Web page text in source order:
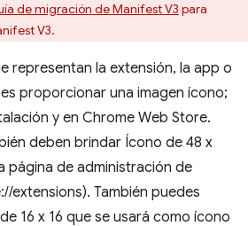
de migración de Manifest V3 para
V3.
representan la extensión, la app o
proporcionar una imagen ícono;
y en Chrome Web Store.
deben brindar Ícono de 48 x
página de administración de
extensions). También puedes
16 x 16 que se usará como ícono